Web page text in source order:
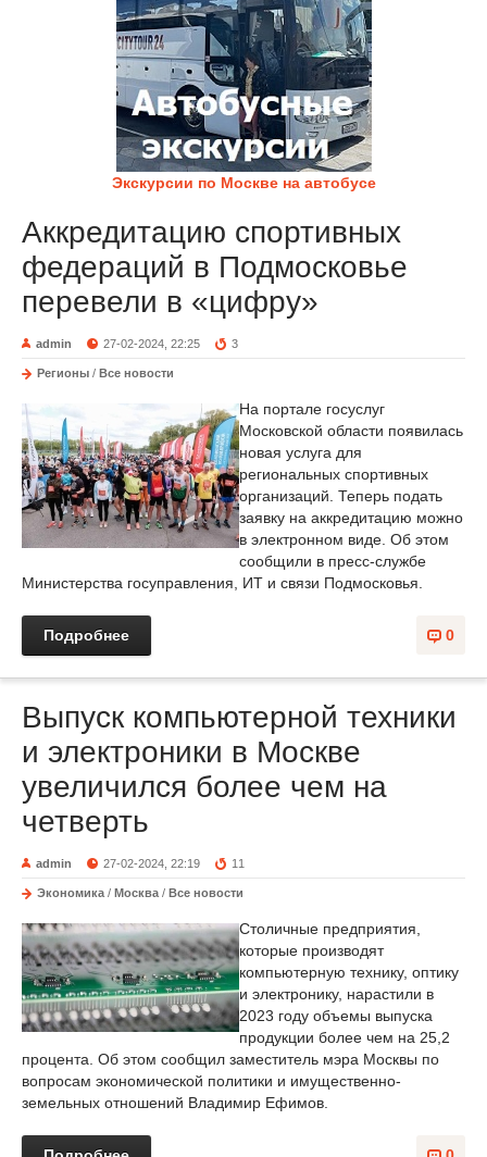
Экскурсии по Москве на автобусе
Аккредитацию спортивных
федераций в Подмосковье
перевели в «цифру»
admin 27-02-2024, 22:25 3
Регионы / Все новости
На портале госуслуг
Московской области появилась
новая услуга для
региональных спортивных
организаций. Теперь подать
заявку на аккредитацию можно
в электронном виде. Об этом
сообщили в пресс-службе
Министерства госуправления, ИТ и связи Подмосковья.
0
Подробнее
Выпуск компьютерной техники
и электроники в Москве
увеличился более чем на
четверть
admin 27-02-2024, 22:19 11
Экономика / Москва / Все новости
Столичные предприятия,
которые производят
компьютерную технику, оптику
и электронику, нарастили в
2023 году объемы выпуска
продукции более чем на 25,2
процента. Об этом сообщил заместитель мэра Москвы по
вопросам экономической политики и имущественно-
земельных отношений Владимир Ефимов.